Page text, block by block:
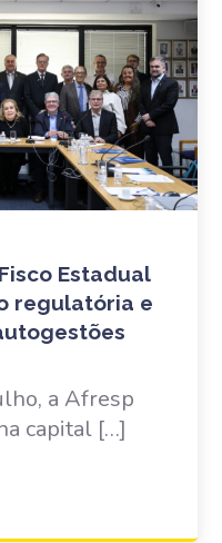
Estadual
regulatória e
a Afresp
capital […]